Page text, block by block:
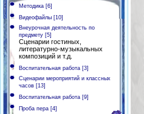
Методика [6]
Видеофайлы [10]
Внеурочная деятельность по
предмету [5]
Сценарии гостиных,
литературно-музыкальных
композиций и т.д.
Воспитательная работа [3]
Сценарии мероприятий и классных
часов [13]
Воспитательная работа [9]
Проба пера [4]